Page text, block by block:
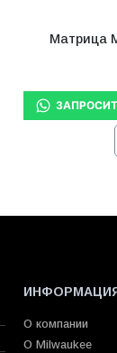
Матрица
О компании
О Milwaukee